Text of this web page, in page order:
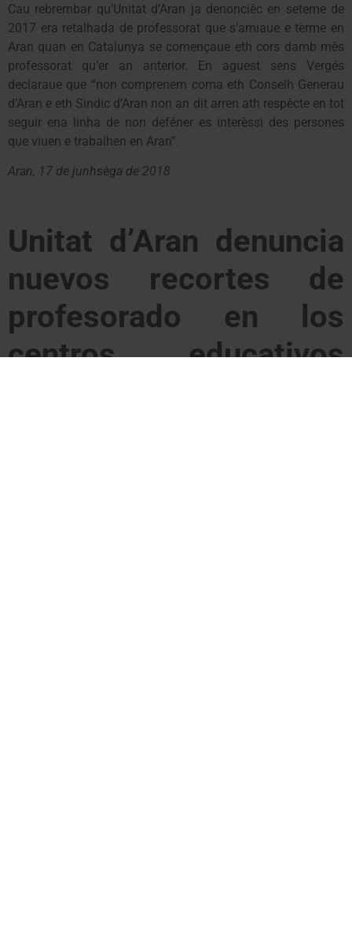
Cau rebrembar qu’Unitat d’Aran ja denoncièc en seteme de
2017 era retalhada de professorat que s’amiaue e tèrme en
Aran quan en Catalunya se començaue eth cors damb mès
professorat qu’er an anterior. En aguest sens Vergés
declaraue que “non comprenem coma eth Conselh Generau
d’Aran e eth Sindic d’Aran non an dit arren ath respècte en tot
seguir ena linha de non deféner es interèssi des persones
que viuen e trabalhen en Aran”.
Aran, 17 de junhsèga de 2018
Unitat d’Aran denuncia
nuevos recortes de
profesorado en los
centros educativos